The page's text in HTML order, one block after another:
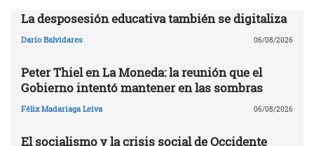
La desposesión educativa también se digitaliza
Darío Balvidares 06/08/2026
Peter Thiel en La Moneda: la reunión que el
Gobierno intentó mantener en las sombras
Félix Madariaga Leiva 06/08/2026
El socialismo y la crisis social de Occidente